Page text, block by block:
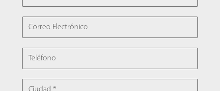
CORREO ELECTRÓNICO
TELÉFONO
CIUDAD